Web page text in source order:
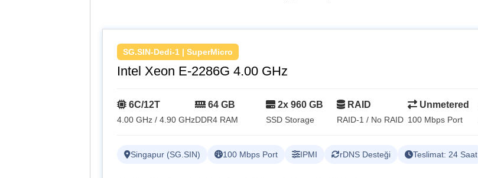
SG.SIN-Dedi-1 | SuperMicro
Intel Xeon E-2286G 4.00 GHz
6C/12T
4.00 GHz / 4.90 GHz
64 GB
DDR4 RAM
2x 960 GB
SSD Storage
RAID
RAID-1 / No RAID
Unmetered
100 Mbps Port
Singapur (SG.SIN) 100 Mbps Port IPMI rDNS Desteği Teslimat: 24 Saat